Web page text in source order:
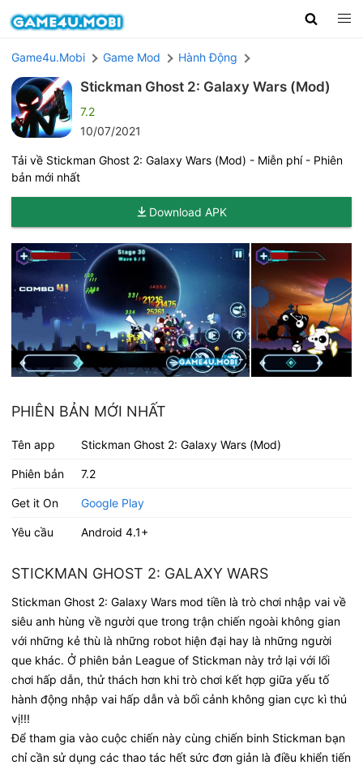
Game4u.Mobi Game Mod Hành Động
Stickman Ghost 2: Galaxy Wars (Mod)
7.2
10/07/2021
Tải về Stickman Ghost 2: Galaxy Wars (Mod) - Miễn phí - Phiên
bản mới nhất
Download APK
PHIÊN BẢN MỚI NHẤT
Tên app Stickman Ghost 2: Galaxy Wars (Mod)
Phiên bản 7.2
Get it On Google Play
Yêu cầu Android 4.1+
STICKMAN GHOST 2: GALAXY WARS
Stickman Ghost 2: Galaxy Wars mod tiền là trò chơi nhập vai về
siêu anh hùng về người que trong trận chiến ngoài không gian
với những kẻ thù là những robot hiện đại hay là những người
que khác. Ở phiên bản League of Stickman này trở lại với lối
chơi hấp dẫn, thử thách hơn khi trò chơi kết hợp giữa yếu tố
hành động nhập vai hấp dẫn và bối cảnh không gian cực kì thú
vị!!!
Để tham gia vào cuộc chiến này cùng chiến binh Stickman bạn
chỉ cần sử dụng các thao tác hết sức đơn giản là điều khiển tiến